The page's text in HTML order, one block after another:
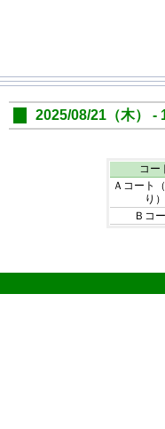
2025/08/21（木） -
コー
Ａコート
り）
Ｂコ